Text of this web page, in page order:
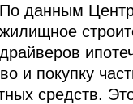
По данным
жилищное
драйверов
и покупку
средств.